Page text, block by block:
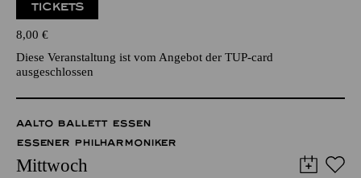
TICKETS
8,00 €
Diese Veranstaltung ist vom Angebot der TUP-card
ausgeschlossen
AALTO BALLETT ESSEN
ESSENER PHILHARMONIKER
Mittwoch